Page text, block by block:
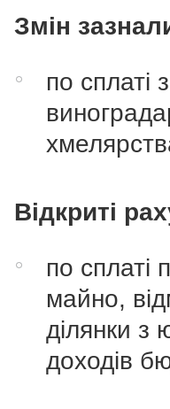
Змін
по сплаті
Відкриті
по сплаті
майно,
ділянки з
доходів